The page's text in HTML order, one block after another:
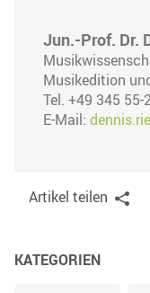
Jun.-Prof. Dr.
Musikedition
Tel. +49 345 55-
E-Mail:
Artikel teilen
KATEGORIEN